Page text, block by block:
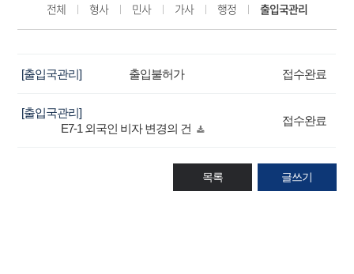
전체 형사 민사 가사 행정 출입국관리
[출입국관리] 출입불허가 접수완료
[출입국관리]
E7-1 외국인 비자 변경의 건
접수완료
목록 글쓰기